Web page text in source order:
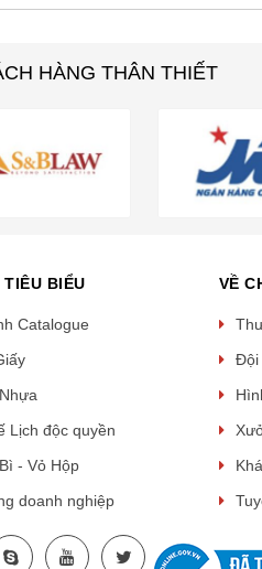
HÀNG THÂN THIẾT
TIÊU BIỂU
Catalogue
Lịch độc quyền
- Vỏ Hộp
doanh nghiệp
VỀ
Đội